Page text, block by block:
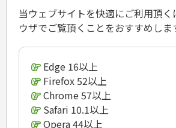
保育士
司法書士・社労士
行政書士・宅建
衛生管理・運行管理
建築・土木
電気・危険物
調理師
スキル・キャリアアップ
散歩・グルメ
歴史
その他文庫
ダイアリー
プラチナダイアリー プレステージ
当ウェブサイトを快適にご利用頂く
ウザでご覧頂くことをおすすめしま
Edge 16以上
Firefox 52以上
Chrome 57以上
Safari 10.1以上
Opera 44以上